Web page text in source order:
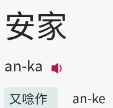
主內容區塊
安家
an-ka
又唸作
an-ke